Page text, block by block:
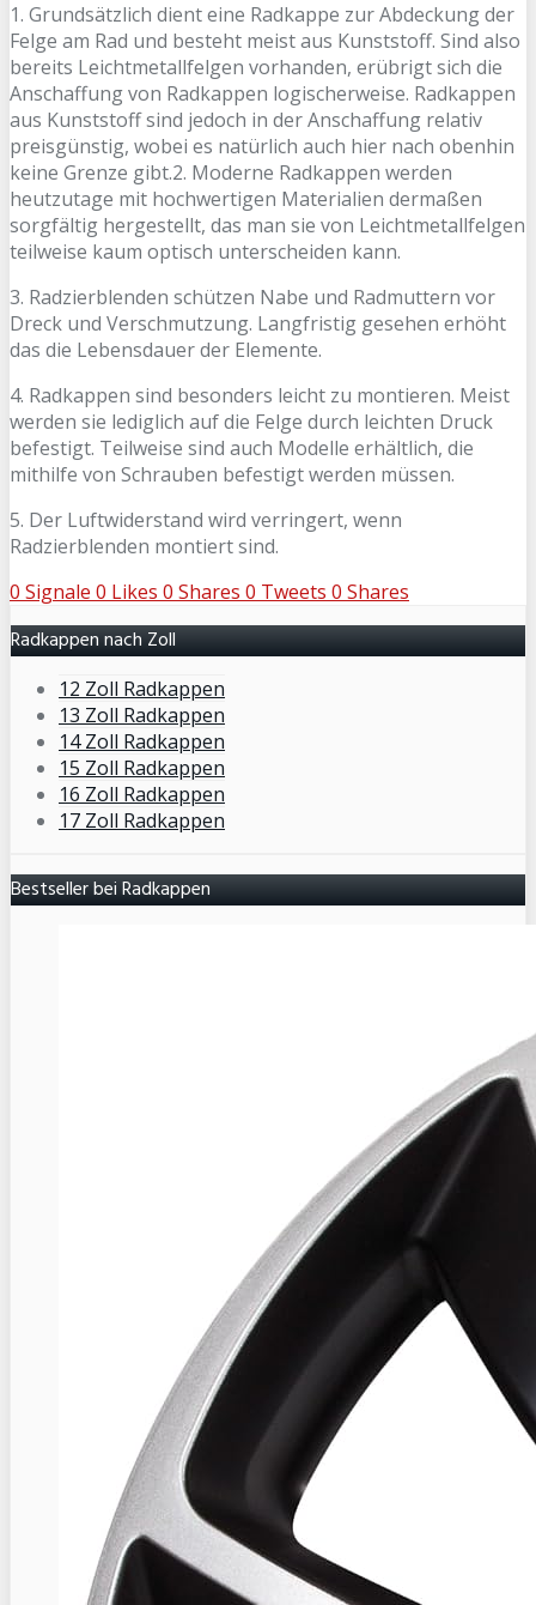
1. Grundsätzlich dient eine Radkappe zur Abdeckung der
Felge am Rad und besteht meist aus Kunststoff. Sind also
bereits Leichtmetallfelgen vorhanden, erübrigt sich die
Anschaffung von Radkappen logischerweise. Radkappen
aus Kunststoff sind jedoch in der Anschaffung relativ
preisgünstig, wobei es natürlich auch hier nach obenhin
keine Grenze gibt.2. Moderne Radkappen werden
heutzutage mit hochwertigen Materialien dermaßen
sorgfältig hergestellt, das man sie von Leichtmetallfelgen
teilweise kaum optisch unterscheiden kann.
3. Radzierblenden schützen Nabe und Radmuttern vor
Dreck und Verschmutzung. Langfristig gesehen erhöht
das die Lebensdauer der Elemente.
4. Radkappen sind besonders leicht zu montieren. Meist
werden sie lediglich auf die Felge durch leichten Druck
befestigt. Teilweise sind auch Modelle erhältlich, die
mithilfe von Schrauben befestigt werden müssen.
5. Der Luftwiderstand wird verringert, wenn
Radzierblenden montiert sind.
0 Signale 0 Likes 0 Shares 0 Tweets 0 Shares
Radkappen nach Zoll
12 Zoll Radkappen
13 Zoll Radkappen
14 Zoll Radkappen
15 Zoll Radkappen
16 Zoll Radkappen
17 Zoll Radkappen
Bestseller bei Radkappen